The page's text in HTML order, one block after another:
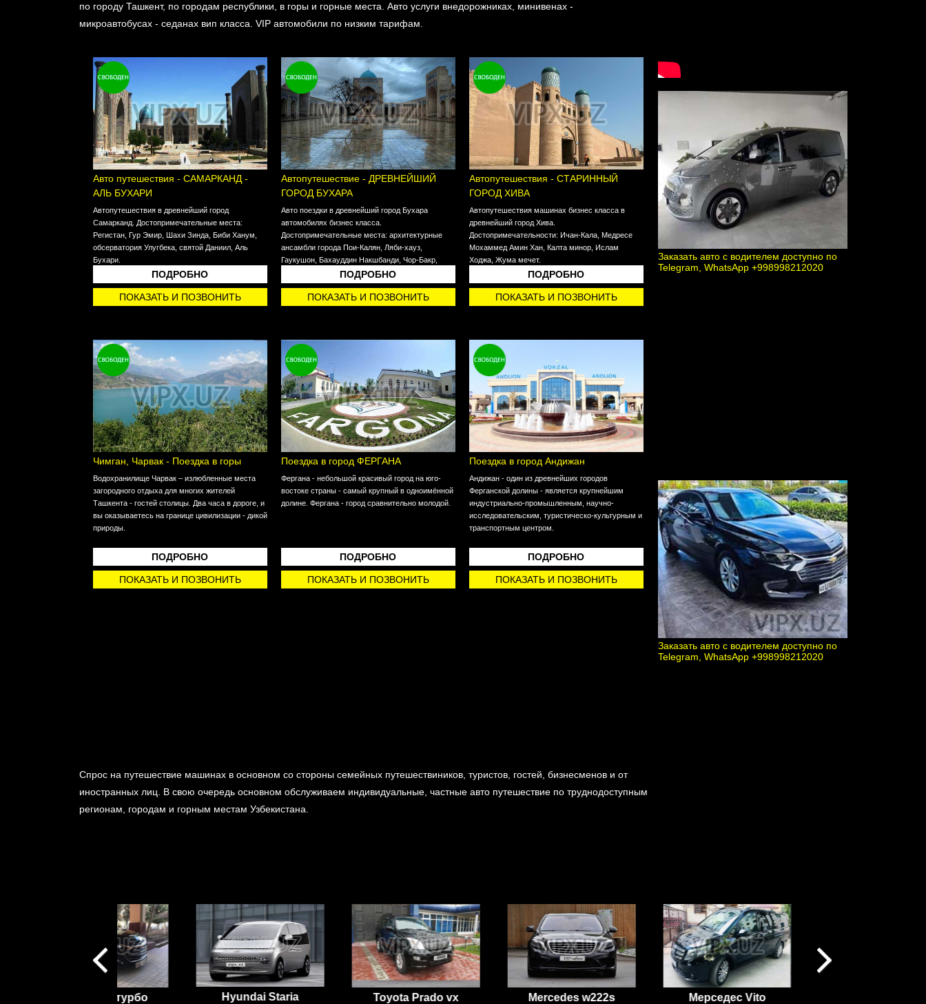
по городу Ташкент, по городам республики, в горы и горные места. Авто услуги внедорожниках, минивенах -
микроавтобусах - седанах вип класса. VIP автомобили по низким тарифам.
Авто путешествия - САМАРКАНД -
АЛЬ БУХАРИ
Автопутешествия в древнейший город
Самарканд. Достопримечательные места:
Регистан, Гур Эмир, Шахи Зинда, Биби Ханум,
обсерватория Улугбека, святой Даниил, Аль
Бухари.
ПОКАЗАТЬ И ПОЗВОНИТЬ
ПОДРОБНО
Автопутешествие - ДРЕВНЕЙШИЙ
ГОРОД БУХАРА
Авто поездки в древнейший город Бухара
автомобилях бизнес класса.
Достопримечательные места: архитектурные
ансамбли города Пои-Калян, Ляби-хауз,
Гаукушон, Бахауддин Накшбанди, Чор-Бакр,
Тошмачит, мавзолей Саманидов.
ПОКАЗАТЬ И ПОЗВОНИТЬ
ПОДРОБНО
Автопутешествия - СТАРИННЫЙ
ГОРОД ХИВА
Автопутешествия машинах бизнес класса в
древнейший город Хива.
Достопримечательности: Ичан-Кала, Медресе
Мохаммед Амин Хан, Калта минор, Ислам
Ходжа, Жума мечет.
ПОКАЗАТЬ И ПОЗВОНИТЬ
ПОДРОБНО
Чимган, Чарвак - Поездка в горы
Водохранилище Чарвак – излюбленные места
загородного отдыха для многих жителей
Ташкента - гостей столицы. Два часа в дороге, и
вы оказываетесь на границе цивилизации - дикой
природы.
ПОКАЗАТЬ И ПОЗВОНИТЬ
ПОДРОБНО
Поездка в город ФЕРГАНА
Фергана - небольшой красивый город на юго-
востоке страны - самый крупный в одноимённой
долине. Фергана - город сравнительно молодой.
ПОКАЗАТЬ И ПОЗВОНИТЬ
ПОДРОБНО
Поездка в город Андижан
Андижан - один из древнейших городов
Ферганской долины - является крупнейшим
индустриально-промышленным, научно-
исследовательским, туристическо-культурным и
транспортным центром.
ПОКАЗАТЬ И ПОЗВОНИТЬ
ПОДРОБНО
Спрос на путешествие машинах в основном со стороны семейных путешествиников, туристов, гостей, бизнесменов и от
иностранных лиц. В свою очередь основном обслуживаем индивидуальные, частные авто путешествие по труднодоступным
регионам, городам и горным местам Узбекистана.
Заказать авто с водителем доступно по
Telegram, WhatsApp +998998212020
Заказать авто с водителем доступно по
Telegram, WhatsApp +998998212020
Hyundai Staria Toyota Prado vx Mercedes w222s Мерседес Vito